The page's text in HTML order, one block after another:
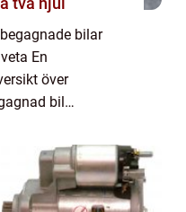
bilar
En
över
bil
en viktig